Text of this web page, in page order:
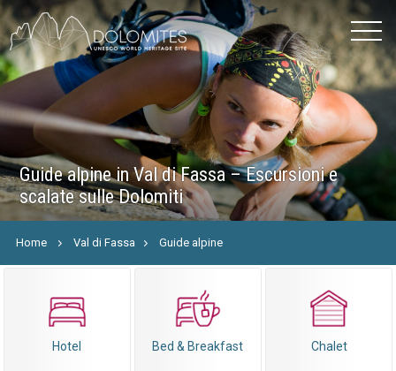
Guide alpine in Val di Fassa – Escursioni e
scalate sulle Dolomiti
Home Val di Fassa Guide alpine
Hotel Bed & Breakfast Chalet